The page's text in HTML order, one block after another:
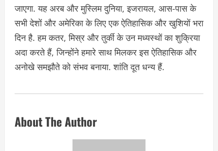
जाएगा. यह अरब और मुस्लिम दुनिया, इजरायल, आस-पास के
सभी देशों और अमेरिका के लिए एक ऐतिहासिक और खुशियों भरा
दिन है. हम कतर, मिस्र और तुर्की के उन मध्यस्थों का शुक्रिया
अदा करते हैं, जिन्होंने हमारे साथ मिलकर इस ऐतिहासिक और
अनोखे समझौते को संभव बनाया. शांति दूत धन्य हैं.
About The Author